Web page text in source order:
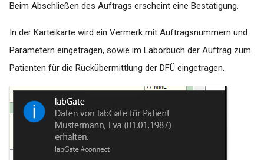
Beim Abschließen des Auftrags erscheint eine Bestätigung.
In der Karteikarte wird ein Vermerk mit Auftragsnummern und
Parametern eingetragen, sowie im Laborbuch der Auftrag zum
Patienten für die Rückübermittlung der DFÜ eingetragen.